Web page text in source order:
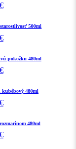
€
500ml
€
pokožku 480ml
€
480ml
€
480ml
€